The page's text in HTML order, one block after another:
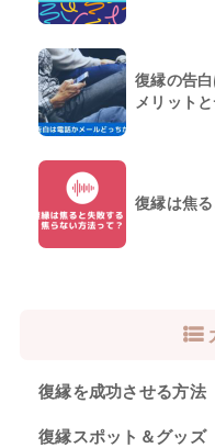
復縁の告
メリット
復縁は焦
復縁を成功させる方法
復縁スポット＆グッズ